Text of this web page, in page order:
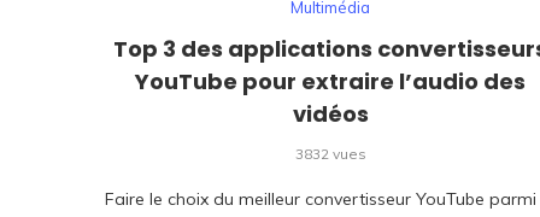
Multimédia
Top 3 des applications
YouTube pour extraire l’audio des
vidéos
3832 vues
Faire le choix du meilleur convertisseur YouTube parmi